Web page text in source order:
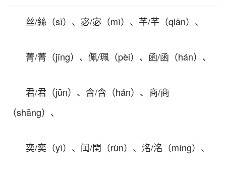
丝/絲（sī）、宓/宓（mì）、芊/芊（qiān）、
菁/菁（jīng）、佩/珮（pèi）、函/函（hán）、
君/君（jūn）、含/含（hán）、商/商
（shāng）、
奕/奕（yì）、闰/閏（rùn）、洺/洺（míng）、